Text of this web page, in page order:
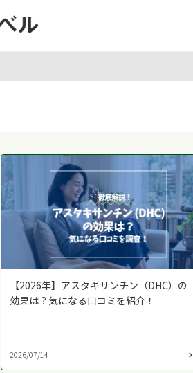
【2026年】アスタキサンチン（DHC）の
効果は？気になる口コミを紹介！
2026/07/14